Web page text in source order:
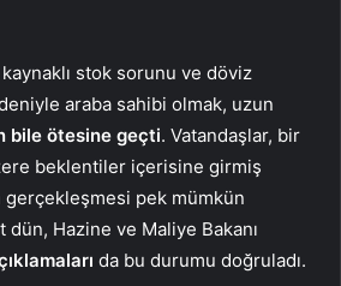
stok sorunu ve döviz
araba sahibi olmak, uzun
bile ötesine geçti. Vatandaşlar, bir
beklentiler içerisine girmiş
gerçekleşmesi pek mümkün
Hazine ve Maliye Bakanı
da bu durumu doğruladı.